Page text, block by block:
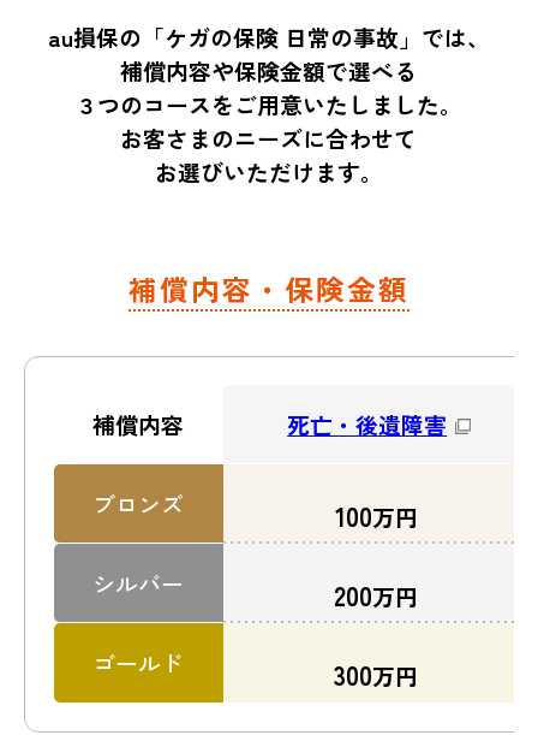
au損保の「ケガの保険 日常の事故」では、
補償内容や保険金額で選べる
３つのコースをご用意いたしました。
お客さまのニーズに合わせて
お選びいただけます。
補償内容・保険金額
補償内容
ブロンズ
シルバー
ゴールド
死亡・後遺障害
100万円
200万円
300万円